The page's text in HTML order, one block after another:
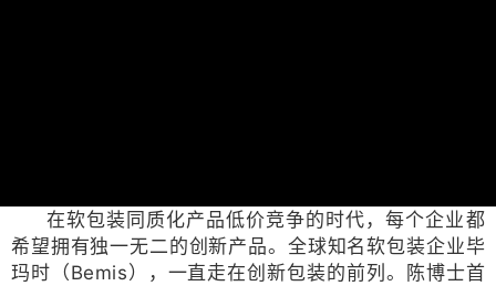
在软包装同质化产品低价竞争的时代，每个企业都
希望拥有独一无二的创新产品。全球知名软包装企业毕
玛时（Bemis），一直走在创新包装的前列。陈博士首